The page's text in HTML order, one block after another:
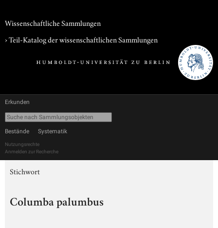
Wissenschaftliche Sammlungen
› Teil-Katalog der wissenschaftlichen Sammlungen
Erkunden
Bestände Systematik
Nutzungsrechte
Anmelden zur Recherche
Stichwort
Columba palumbus